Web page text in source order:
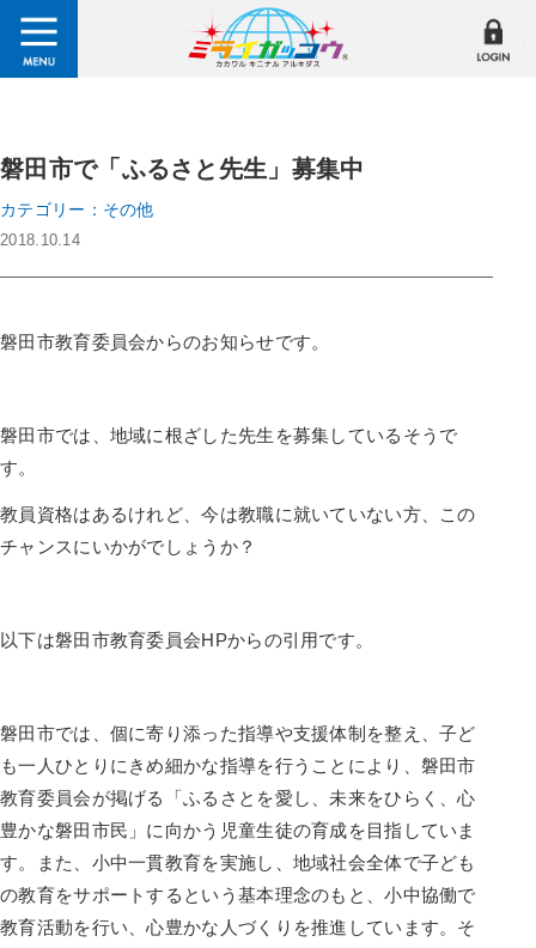
磐田市で「ふるさと先生」募集中
カテゴリー：その他
2018.10.14
磐田市教育委員会からのお知らせです。
磐田市では、地域に根ざした先生を募集しているそうで
す。
教員資格はあるけれど、今は教職に就いていない方、この
チャンスにいかがでしょうか？
以下は磐田市教育委員会HPからの引用です。
磐田市では、個に寄り添った指導や支援体制を整え、子ど
も一人ひとりにきめ細かな指導を行うことにより、磐田市
教育委員会が掲げる「ふるさとを愛し、未来をひらく、心
豊かな磐田市民」に向かう児童生徒の育成を目指していま
す。また、小中一貫教育を実施し、地域社会全体で子ども
の教育をサポートするという基本理念のもと、小中協働で
教育活動を行い、心豊かな人づくりを推進しています。そ